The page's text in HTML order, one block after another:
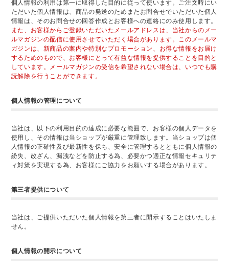
個人情報の利用は第一に取得した目的に従って使います。ご注文時にい
ただいた個人情報は、商品の発送のためまたお問合せでいただいた個人
情報は、そのお問合せの回答作成とお客様への連絡にのみ使用します。
また、お客様からご登録いただいたメールアドレスは、当社からのメー
ルマガジンの配信に使用させていただく場合があります。このメールマ
ガジンは、新商品の案内や特別なプロモーション、お得な情報をお届け
するためのもので、お客様にとって有益な情報を提供することを目的と
しています。メールマガジンの受信を希望されない場合は、いつでも購
読解除を行うことができます。
個人情報の管理について
当社は、以下の利用目的の達成に必要な範囲で、お客様の個人データを
使用し、その情報は当ショップが厳重に管理致します。当ショップは個
人情報の正確性及び最新性を保ち、安全に管理するとともに個人情報の
紛失、改ざん、漏洩などを防止する為、必要かつ適正な情報セキュリテ
ィ対策を実現する為、お客様にご協力をお願いする場合があります。
第三者提供について
当社は、ご提供いただいた個人情報を第三者に開示することはいたしま
せん。
個人情報の開示について